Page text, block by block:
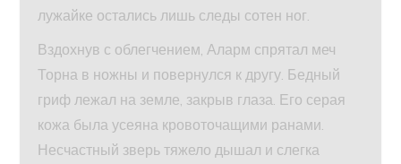
лужайке остались лишь следы сотен ног.
Вздохнув с облегчением, Аларм спрятал меч
Торна в ножны и повернулся к другу. Бедный
гриф лежал на земле, закрыв глаза. Его серая
кожа была усеяна кровоточащими ранами.
Несчастный зверь тяжело дышал и слегка